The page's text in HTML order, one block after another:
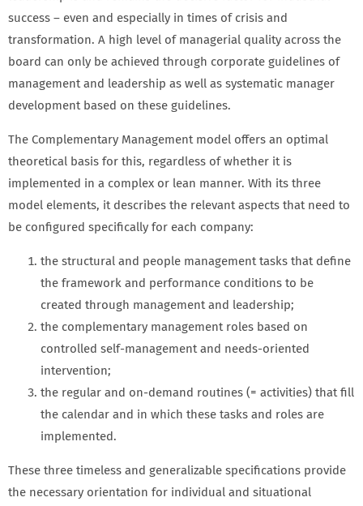
success – even and especially in times of crisis and
transformation. A high level of managerial quality across the
board can only be achieved through corporate guidelines of
management and leadership as well as systematic manager
development based on these guidelines.
The Complementary Management model offers an optimal
theoretical basis for this, regardless of whether it is
implemented in a complex or lean manner. With its three
model elements, it describes the relevant aspects that need to
be configured specifically for each company:
the structural and people management tasks that define
the framework and performance conditions to be
created through management and leadership;
the complementary management roles based on
controlled self-management and needs-oriented
intervention;
the regular and on-demand routines (= activities) that fill
the calendar and in which these tasks and roles are
implemented.
These three timeless and generalizable specifications provide
the necessary orientation for individual and situational